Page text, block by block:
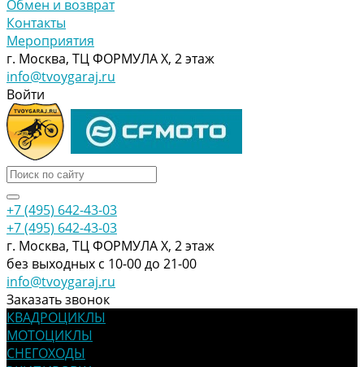
Обмен и возврат
Контакты
Мероприятия
г. Москва, ТЦ ФОРМУЛА Х, 2 этаж
info@tvoygaraj.ru
Войти
+7 (495) 642-43-03
+7 (495) 642-43-03
г. Москва, ТЦ ФОРМУЛА Х, 2 этаж
без выходных с 10-00 до 21-00
info@tvoygaraj.ru
Заказать звонок
КВАДРОЦИКЛЫ
МОТОЦИКЛЫ
СНЕГОХОДЫ